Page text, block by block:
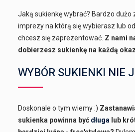
Jaką sukienkę wybrać? Bardzo dużo
imprezy na którą się wybierasz lub
chcesz się zaprezentować. Z nami
dobierzesz sukienkę na każdą
WYBÓR SUKIENKI NIE
Doskonale o tym wiemy :)
sukienka powinna być długa lub